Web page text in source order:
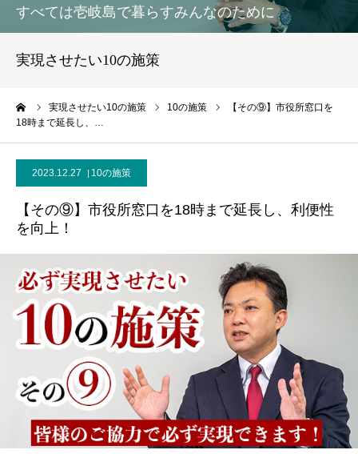
すべては壱岐島で暮らすみんなのために
実現させたい10の施策
実現させたい10の施策 10の施策
【その⑨】市役所窓口を
18時まで延長し、…
2023.12.27 10の施策
【その⑨】市役所窓口を18時まで延長し、利便性
を向上！
お問い合わせ